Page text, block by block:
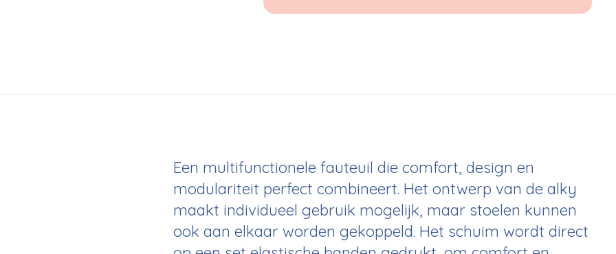
Een multifunctionele fauteuil die comfort, design en
modulariteit perfect combineert. Het ontwerp van de alky
maakt individueel gebruik mogelijk, maar stoelen kunnen
ook aan elkaar worden gekoppeld. Het schuim wordt direct